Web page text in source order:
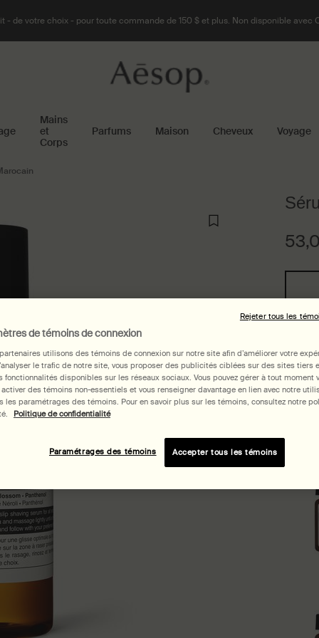
- de votre choix - pour toute commande de 150 $ et plus. Non disponible avec
Mains
et
Corps
Parfums Maison Cheveux Voyage
de témoins de connexion
utilisons des témoins de connexion sur notre site afin d’améliorer votre
le trafic de notre site, vous proposer des publicités ciblées sur des sites tiers
fonctionnalités disponibles sur les réseaux sociaux. Vous pouvez gérer à tout moment
des témoins non-essentiels et vous renseigner davantage en lien avec notre
les paramétrages des témoins. Pour en savoir plus sur les témoins, consultez notre
Politique de confidentialité
Paramétrages des témoins Accepter tous les témoins
Rejeter tous les